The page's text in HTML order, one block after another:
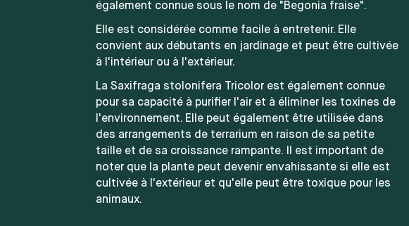
également connue sous le nom de "Begonia fraise".
Elle est considérée comme facile à entretenir. Elle
convient aux débutants en jardinage et peut être cultivée
à l'intérieur ou à l'extérieur.
La Saxifraga stolonifera Tricolor est également connue
pour sa capacité à purifier l'air et à éliminer les toxines de
l'environnement. Elle peut également être utilisée dans
des arrangements de terrarium en raison de sa petite
taille et de sa croissance rampante. Il est important de
noter que la plante peut devenir envahissante si elle est
cultivée à l'extérieur et qu'elle peut être toxique pour les
animaux.